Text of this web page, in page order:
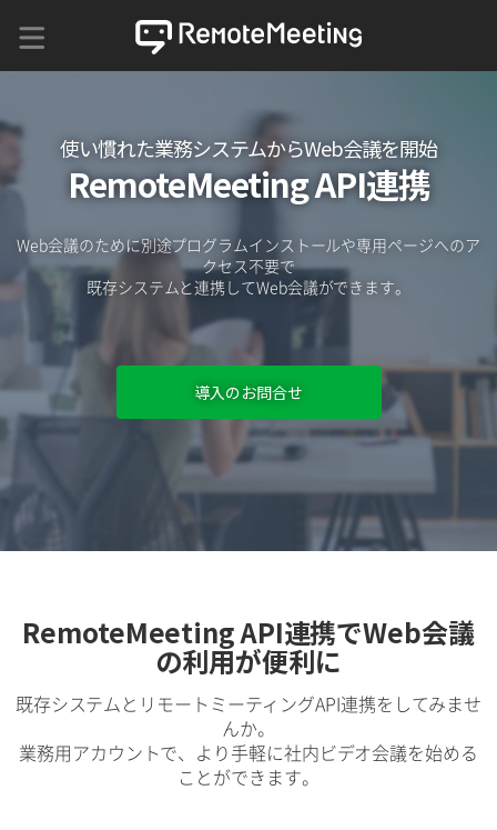
使い慣れた業務システムからWeb会議を開始
RemoteMeeting API連携
Web会議のために別途プログラムインストールや専用ページへのア
クセス不要で
既存システムと連携してWeb会議ができます。
導入のお問合せ
RemoteMeeting API連携でWeb会議
の利用が便利に
既存システムとリモートミーティングAPI連携をしてみませ
んか。
業務用アカウントで、より手軽に社内ビデオ会議を始める
ことができます。